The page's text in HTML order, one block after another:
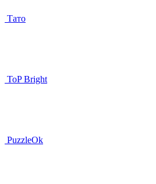
Тато
ToP Bright
PuzzleOk